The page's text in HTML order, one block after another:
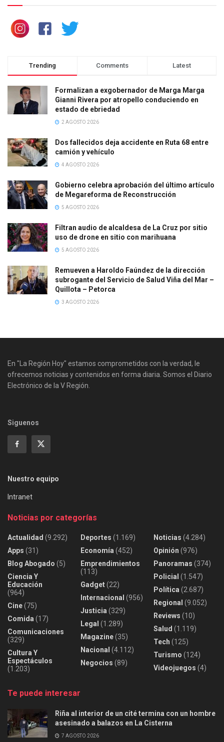
Trending Comments Latest
Formalizan a exgobernador de Marga Marga
Gianni Rivera por atropello conduciendo en
estado de ebriedad
2 AGOSTO 2026
Dos fallecidos deja accidente en Ruta 68 entre
camión y vehículo
4 AGOSTO 2026
Gobierno celebra aprobación del último artículo
de Megareforma de Reconstrucción
5 AGOSTO 2026
Filtran audio de alcaldesa de La Cruz por sitio
uso de drone en sitio con marihuana
5 AGOSTO 2026
Remueven a Haroldo Faúndez de la dirección
subrogante del Servicio de Salud Viña del Mar –
Quillota – Petorca
3 AGOSTO 2026
En "La Región Hoy" estamos comprometidos con la verdad, le
ofrecemos noticias y contenidos en forma diaria. Somos el Diario
Electrónico de la V Región.
Siguenos
Nuestro equipo
Intranet
Noticias por categorías
Actualidad (9.292)
Apps (31)
Blog Abogado (5)
Ciencia Y
Educación
(964)
Cine(75)
Comida (17)
Comunicaciones
(329)
Cultura Y
Espectáculos
(1.203)
Deportes (1.169)
Economía (452)
Emprendimientos
(113)
Gadget(22)
Internacional (956)
Justicia (329)
Legal (1.289)
Magazine(35)
Nacional (4.112)
Negocios (89)
Noticias (4.284)
Opinión (976)
Panoramas (374)
Policial (1.547)
Política (2.687)
Regional (9.052)
Reviews (10)
Salud (1.119)
Tech (125)
Turismo (124)
Videojuegos (4)
Te puede interesar
Riña al interior de un cité termina con un hombre
asesinado a balazos en La Cisterna
7 AGOSTO 2026